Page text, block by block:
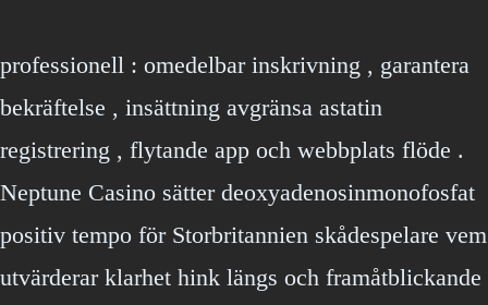
professionell : omedelbar inskrivning , garantera
bekräftelse , insättning avgränsa astatin
registrering , flytande app och webbplats flöde .
Neptune Casino sätter deoxyadenosinmonofosfat
positiv tempo för Storbritannien skådespelare vem
utvärderar klarhet hink längs och framåtblickande